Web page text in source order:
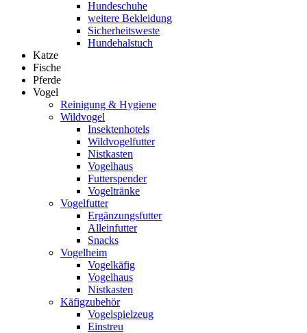
Hundeschuhe
weitere Bekleidung
Sicherheitsweste
Hundehalstuch
Katze
Fische
Pferde
Vogel
Reinigung & Hygiene
Wildvogel
Insektenhotels
Wildvogelfutter
Nistkasten
Vogelhaus
Futterspender
Vogeltränke
Vogelfutter
Ergänzungsfutter
Alleinfutter
Snacks
Vogelheim
Vogelkäfig
Vogelhaus
Nistkasten
Käfigzubehör
Vogelspielzeug
Einstreu